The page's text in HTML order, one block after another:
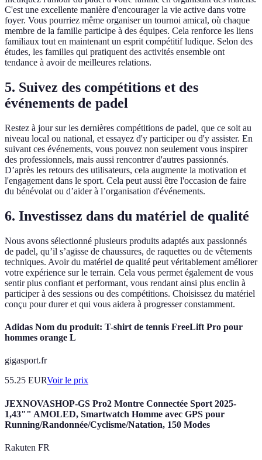
C'est une excellente manière d'encourager la vie active dans votre
foyer. Vous pourriez même organiser un tournoi amical, où chaque
membre de la famille participe à des équipes. Cela renforce les liens
familiaux tout en maintenant un esprit compétitif ludique. Selon des
études, les familles qui pratiquent des activités ensemble ont
tendance à avoir de meilleures relations.
5. Suivez des compétitions et des
événements de padel
Restez à jour sur les dernières compétitions de padel, que ce soit au
niveau local ou national, et essayez d'y participer ou d'y assister. En
suivant ces événements, vous pouvez non seulement vous inspirer
des professionnels, mais aussi rencontrer d'autres passionnés.
D’après les retours des utilisateurs, cela augmente la motivation et
l'engagement dans le sport. Cela peut aussi être l'occasion de faire
du bénévolat ou d’aider à l’organisation d'événements.
6. Investissez dans du matériel de qualité
Nous avons sélectionné plusieurs produits adaptés aux passionnés
de padel, qu’il s’agisse de chaussures, de raquettes ou de vêtements
techniques. Avoir du matériel de qualité peut véritablement améliorer
votre expérience sur le terrain. Cela vous permet également de vous
sentir plus confiant et performant, vous rendant ainsi plus enclin à
participer à des sessions ou des compétitions. Choisissez du matériel
conçu pour durer et qui vous aidera à progresser constamment.
Adidas Nom du produit: T-shirt de tennis FreeLift Pro pour
hommes orange L
gigasport.fr
55.25 EURVoir le prix
JEXNOVASHOP-GS Pro2 Montre Connectée Sport 2025-
1,43"" AMOLED, Smartwatch Homme avec GPS pour
Running/Randonnée/Cyclisme/Natation, 150 Modes
Rakuten FR